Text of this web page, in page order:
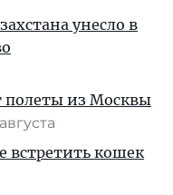
унесло в
полеты из Москвы
встретить кошек